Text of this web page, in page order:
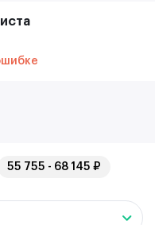
55 755 - 68 145 ₽